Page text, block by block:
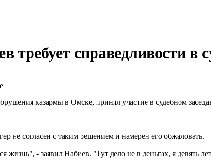
справедливости в
казармы в Омске, принял участие в судебном
не согласен с таким решением и намерен его обжаловать.
- заявил Набиев. "Тут дело не в деньгах, я девять